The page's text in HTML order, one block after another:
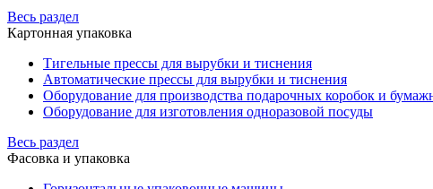
Весь раздел
Картонная упаковка
Тигельные прессы для вырубки и тиснения
Автоматические прессы для вырубки и тиснения
Оборудование для производства подарочных коробок и
Оборудование для изготовления одноразовой посуды
Весь раздел
Фасовка и упаковка